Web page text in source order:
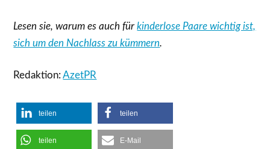
Lesen sie, warum es auch fürkinderlose Paare wichtig ist,
sich um den Nachlass zu kümmern.
Redaktion:AzetPR
teilen teilen
teilen E-Mail